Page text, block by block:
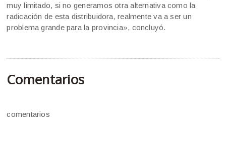
muy limitado, si no generamos otra alternativa como la
radicación de esta distribuidora, realmente va a ser un
problema grande para la provincia», concluyó.
Comentarios
comentarios